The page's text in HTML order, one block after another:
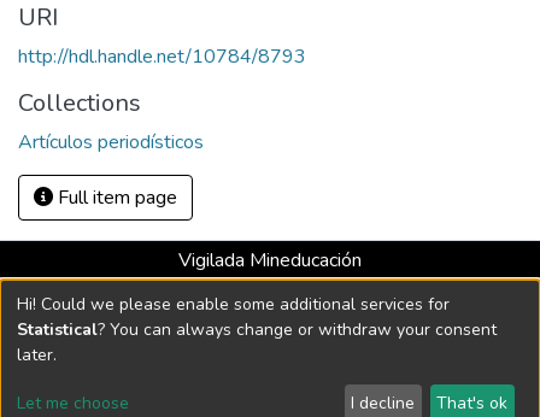
URI
http://hdl.handle.net/10784/8793
Collections
Artículos periodísticos
Full item page
Vigilada Mineducación
Universidad con Acreditación Institucional hasta 2026 -
Resolución MEN 2158 de 2018
DSpace software copyright © 2002-2026 LYRASIS
Hi! Could we please enable some additional services for
Statistical? You can always change or withdraw your consent
later.
Let me choose I decline That's ok